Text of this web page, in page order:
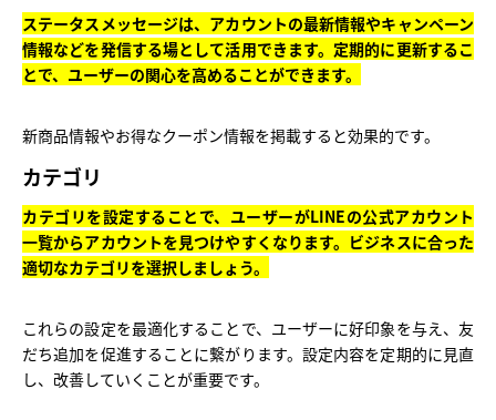
ステータスメッセージは、アカウントの最新情報やキャンペーン
情報などを発信する場として活用できます。定期的に更新するこ
とで、ユーザーの関心を高めることができます。
新商品情報やお得なクーポン情報を掲載すると効果的です。
カテゴリ
カテゴリを設定することで、ユーザーがLINEの公式アカウント
一覧からアカウントを見つけやすくなります。ビジネスに合った
適切なカテゴリを選択しましょう。
これらの設定を最適化することで、ユーザーに好印象を与え、友
だち追加を促進することに繋がります。設定内容を定期的に見直
し、改善していくことが重要です。